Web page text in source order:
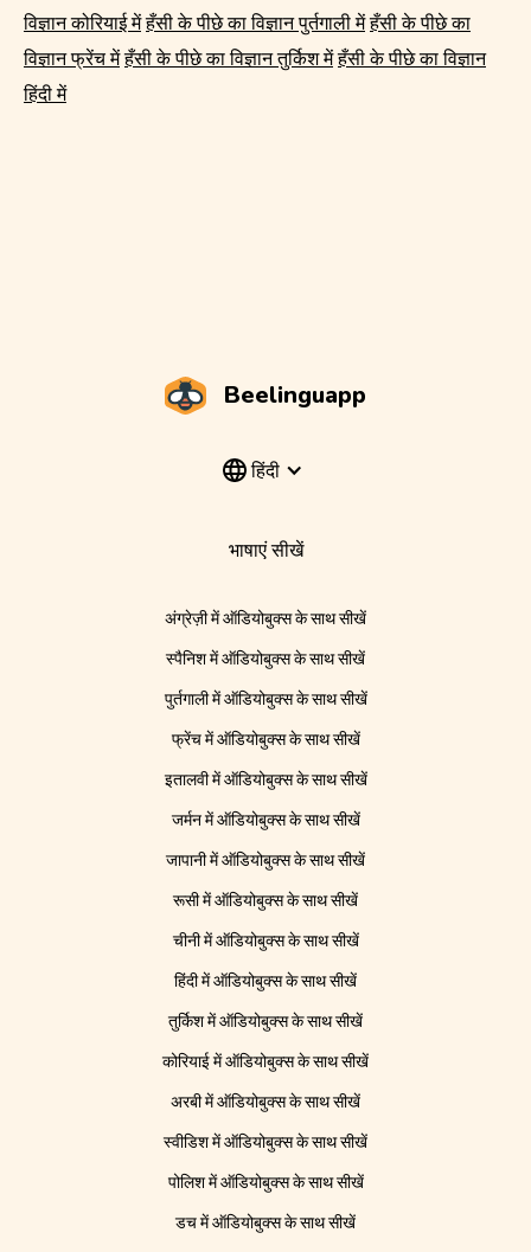
विज्ञान कोरियाई में हँसी के पीछे का विज्ञान पुर्तगाली में हँसी के पीछे का
विज्ञान फ्रेंच में हँसी के पीछे का विज्ञान तुर्किश में हँसी के पीछे का विज्ञान
हिंदी में
Beelinguapp
हिंदी
भाषाएं सीखें
अंग्रेज़ी में ऑडियोबुक्स के साथ सीखें
स्पैनिश में ऑडियोबुक्स के साथ सीखें
पुर्तगाली में ऑडियोबुक्स के साथ सीखें
फ्रेंच में ऑडियोबुक्स के साथ सीखें
इतालवी में ऑडियोबुक्स के साथ सीखें
जर्मन में ऑडियोबुक्स के साथ सीखें
जापानी में ऑडियोबुक्स के साथ सीखें
रूसी में ऑडियोबुक्स के साथ सीखें
चीनी में ऑडियोबुक्स के साथ सीखें
हिंदी में ऑडियोबुक्स के साथ सीखें
तुर्किश में ऑडियोबुक्स के साथ सीखें
कोरियाई में ऑडियोबुक्स के साथ सीखें
अरबी में ऑडियोबुक्स के साथ सीखें
स्वीडिश में ऑडियोबुक्स के साथ सीखें
पोलिश में ऑडियोबुक्स के साथ सीखें
डच में ऑडियोबुक्स के साथ सीखें